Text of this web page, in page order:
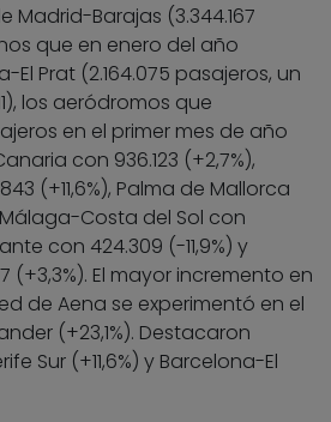
Madrid-Barajas (3.344.167
que en enero del año
Prat (2.164.075 pasajeros, un
los aeródromos que
en el primer mes de año
con 936.123 (+2,7%),
(+11,6%), Palma de Mallorca
Málaga-Costa del Sol con
con 424.309 (-11,9%) y
(+3,3%). El mayor incremento en
de Aena se experimentó en el
(+23,1%). Destacaron
Sur (+11,6%) y Barcelona-El